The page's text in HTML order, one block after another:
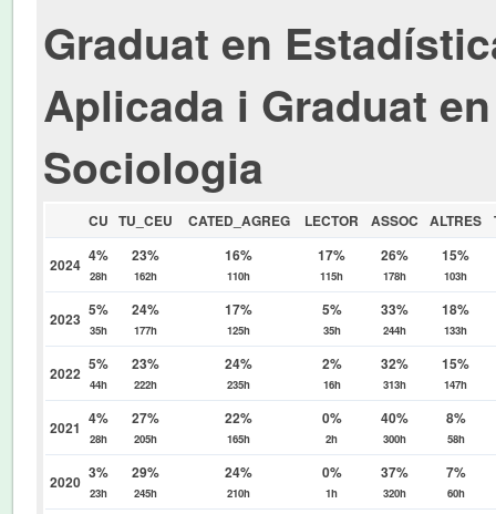
Graduat en
Aplicada i Graduat en
Sociologia
CU TU_CEU CATED_AGREG LECTOR ASSOC ALTRES
2024 4%
28h
23%
162h
16%
110h
17%
115h
26%
178h
15%
103h
2023 5%
35h
24%
177h
17%
125h
5%
35h
33%
244h
18%
133h
2022 5%
44h
23%
222h
24%
235h
2%
16h
32%
313h
15%
147h
2021 4%
28h
27%
205h
22%
165h
0%
2h
40%
300h
8%
58h
2020 3%
23h
29%
245h
24%
210h
0%
1h
37%
320h
7%
60h